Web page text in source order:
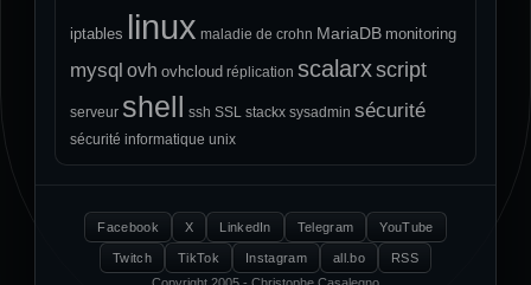
iptables linux maladie de crohn MariaDB monitoring
mysql ovh ovhcloud réplication scalarxscript
serveur shell ssh SSL stackx sysadmin sécurité
sécurité informatique unix
Facebook X LinkedIn Telegram YouTube
Twitch TikTok Instagram all.bo
RSS